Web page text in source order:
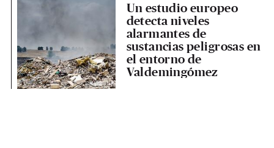
Un estudio europeo
detecta niveles
alarmantes de
sustancias peligrosas en
el entorno de
Valdemingómez